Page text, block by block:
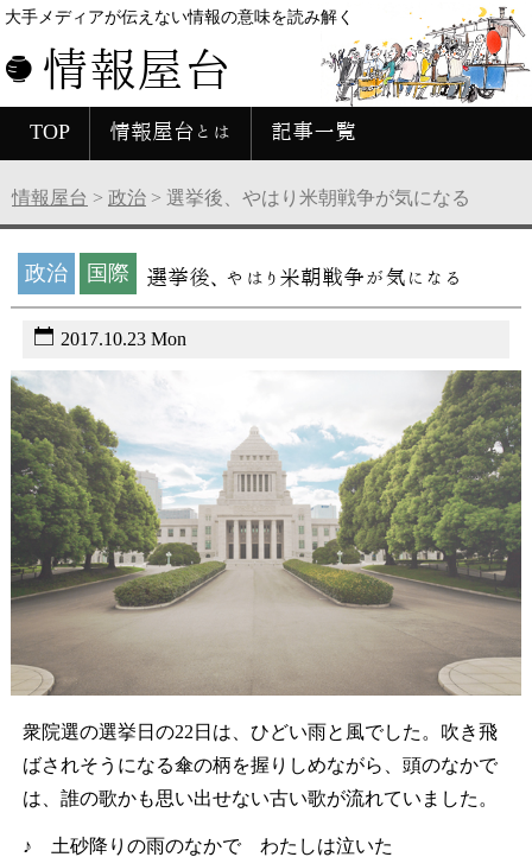
大手メディアが伝えない情報の意味を読み解く
情報屋台
TOP 情報屋台とは 記事一覧
情報屋台 > 政治 > 選挙後、やはり米朝戦争が気になる
政治 国際 選挙後、やはり米朝戦争が気になる
2017.10.23 Mon
衆院選の選挙日の22日は、ひどい雨と風でした。吹き飛
ばされそうになる傘の柄を握りしめながら、頭のなかで
は、誰の歌かも思い出せない古い歌が流れていました。
♪ 土砂降りの雨のなかで わたしは泣いた